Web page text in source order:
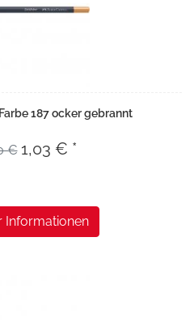
187 ocker gebrannt
€ 1,03 € *
Informationen